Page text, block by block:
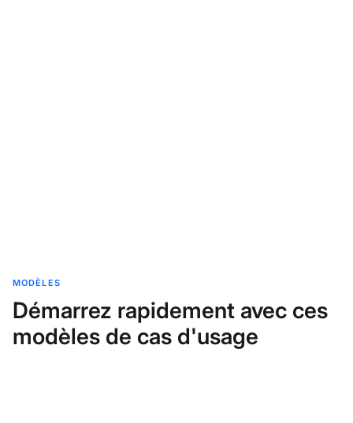
MODÈLES
Démarrez rapidement avec ces
modèles de cas d'usage